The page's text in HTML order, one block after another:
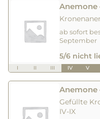
Anemone
ab sofort
September
5/6 nicht
I II III IV V
Anemone
Gefüllte
IV-IX